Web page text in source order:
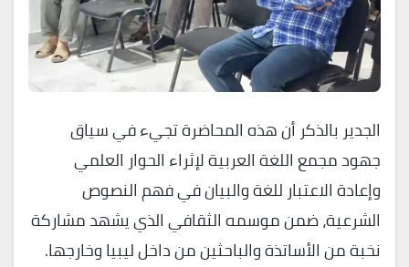
الجدير بالذكر أن هذه المحاضرة تجيء في سياق
جهود مجمع اللغة العربية لإثراء الحوار العلمي
وإعادة الاعتبار للغة والبيان في فهم النصوص
الشرعية، ضمن موسمه الثقافي الذي يشهد مشاركة
نخبة من الأساتذة والباحثين من داخل ليبيا وخارجها.